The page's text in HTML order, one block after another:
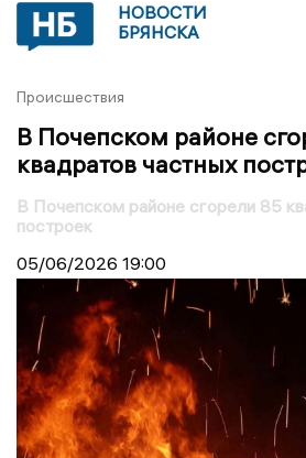
НОВОСТИ
БРЯНСКА
Происшествия
В Почепском районе
квадратов частных
В Почепском районе сгорели 85
построек
05/06/2026 19:00